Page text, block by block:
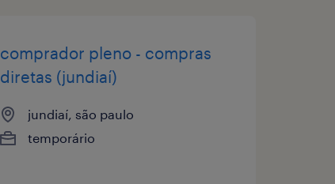
comprador pleno - compras
diretas (jundiaí)
jundiaí, são paulo
temporário